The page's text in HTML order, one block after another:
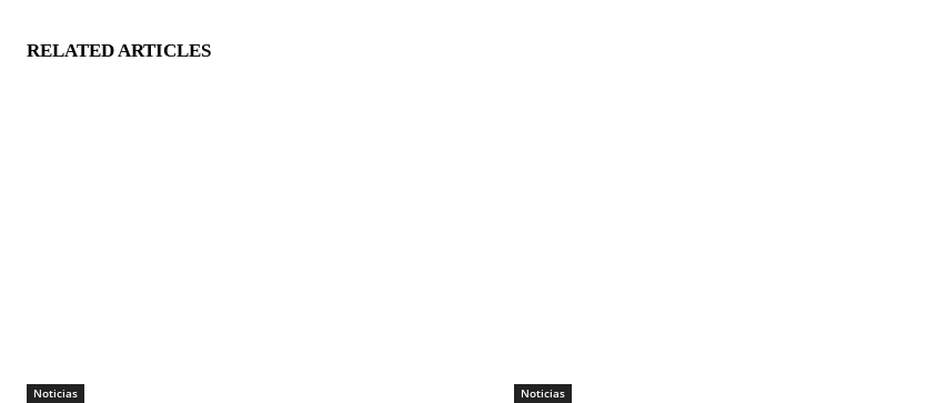
RELATED ARTICLES
Noticias Noticias